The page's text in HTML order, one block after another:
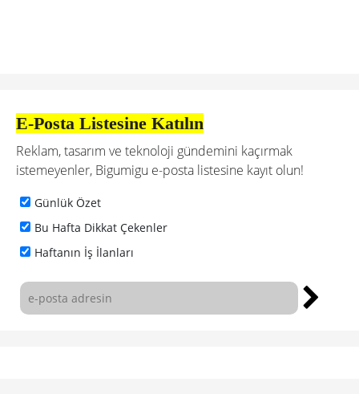
E-Posta Listesine Katılın
Reklam, tasarım ve teknoloji gündemini kaçırmak
istemeyenler, Bigumigu e-posta listesine kayıt olun!
Günlük Özet
Bu Hafta Dikkat Çekenler
Haftanın İş İlanları